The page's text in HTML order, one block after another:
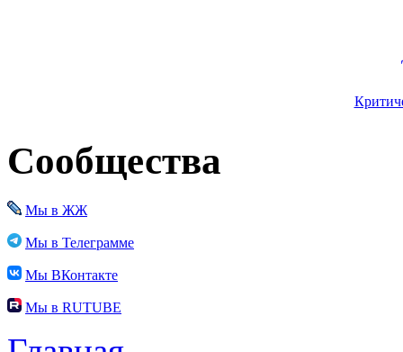
Сообщества
Мы в ЖЖ
Мы в Телеграмме
Мы ВКонтакте
Мы в RUTUBE